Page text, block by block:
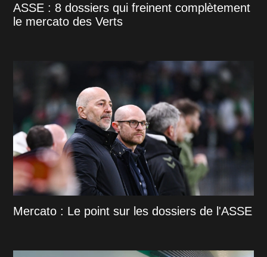
ASSE : 8 dossiers qui freinent complètement
le mercato des Verts
Mercato : Le point sur les dossiers de l'ASSE